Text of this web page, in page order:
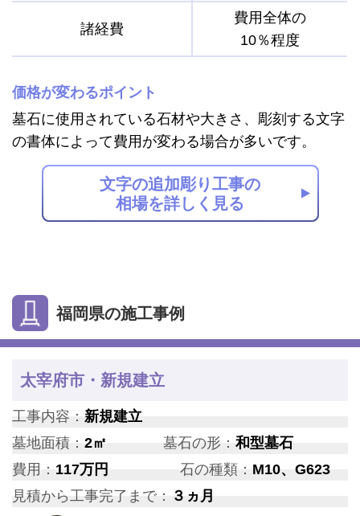
諸経費
費用全体の
10％程度
価格が変わるポイント
墓石に使用されている石材や大きさ、彫刻する文字
の書体によって費用が変わる場合が多いです。
文字の追加彫り工事の
相場を詳しく見る
福岡県の施工事例
太宰府市・新規建立
工事内容： 新規建立
墓地面積： 2㎡ 墓石の形：和型墓石
費用： 117万円 石の種類： M10、G623
見積から工事完了まで： ３ヵ月